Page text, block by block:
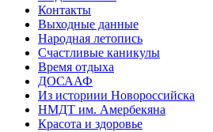
Контакты
Выходные данные
Народная летопись
Счастливые каникулы
Время отдыха
ДОСААФ
Из историии Новороссийска
НМДТ им. Амербекяна
Красота и здоровье